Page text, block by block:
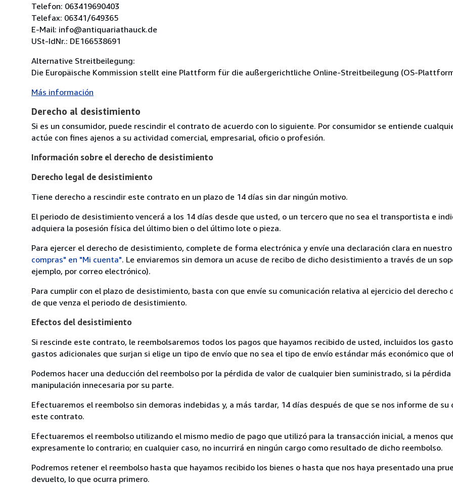
Telefon: 063419690403
Telefax: 06341/649365
E-Mail: info@antiquariathauck.de
USt-IdNr.: DE166538691
Alternative Streitbeilegung:
Die Europäische Kommission stellt eine Plattform für die außergerichtliche Online-Streitbeilegung (OS-
Más información
Derecho al desistimiento
Si es un consumidor, puede rescindir el contrato de acuerdo con lo siguiente. Por consumidor se entiende
actúe con fines ajenos a su actividad comercial, empresarial, oficio o profesión.
Información sobre el derecho de desistimiento
Derecho legal de desistimiento
Tiene derecho a rescindir este contrato en un plazo de 14 días sin dar ningún motivo.
El periodo de desistimiento vencerá a los 14 días desde que usted, o un tercero que no sea el transportista e
adquiera la posesión física del último bien o del último lote o pieza.
Para ejercer el derecho de desistimiento, complete de forma electrónica y envíe una declaración clara en
compras" en "Mi cuenta". Le enviaremos sin demora un acuse de recibo de dicho desistimiento a través de un
ejemplo, por correo electrónico).
Para cumplir con el plazo de desistimiento, basta con que envíe su comunicación relativa al ejercicio del
de que venza el periodo de desistimiento.
Efectos del desistimiento
Si rescinde este contrato, le reembolsaremos todos los pagos que hayamos recibido de usted, incluidos los
gastos adicionales que surjan si elige un tipo de envío que no sea el tipo de envío estándar más económico que
Podemos hacer una deducción del reembolso por la pérdida de valor de cualquier bien suministrado, si la
manipulación innecesaria por su parte.
Efectuaremos el reembolso sin demoras indebidas y, a más tardar, 14 días después de que se nos informe de
este contrato.
Efectuaremos el reembolso utilizando el mismo medio de pago que utilizó para la transacción inicial, a menos
expresamente lo contrario; en cualquier caso, no incurrirá en ningún cargo como resultado de dicho reembolso.
Podremos retener el reembolso hasta que hayamos recibido los bienes o hasta que nos haya presentado una
devuelto, lo que ocurra primero.